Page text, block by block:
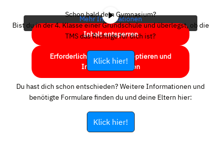
Mehr Informationen
Inhalt entsperren
Erforderlichen Service akzeptieren und
Inhalte entsperren
Schon bald dein Gymnasium?
Bist du in der 4. Klasse einer Grundschule und überlegst, ob die
TMS das Richtige für dich ist?
Klick hier!
Du hast dich schon entschieden? Weitere Informationen und
benötigte Formulare finden du und deine Eltern hier:
Klick hier!